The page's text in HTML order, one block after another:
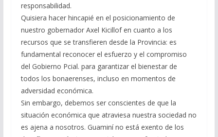
responsabilidad.
Quisiera hacer hincapié en el posicionamiento de
nuestro gobernador Axel Kicillof en cuanto a los
recursos que se transfieren desde la Provincia: es
fundamental reconocer el esfuerzo y el compromiso
del Gobierno Pcial. para garantizar el bienestar de
todos los bonaerenses, incluso en momentos de
adversidad económica.
Sin embargo, debemos ser conscientes de que la
situación económica que atraviesa nuestra sociedad no
es ajena a nosotros. Guaminí no está exento de los